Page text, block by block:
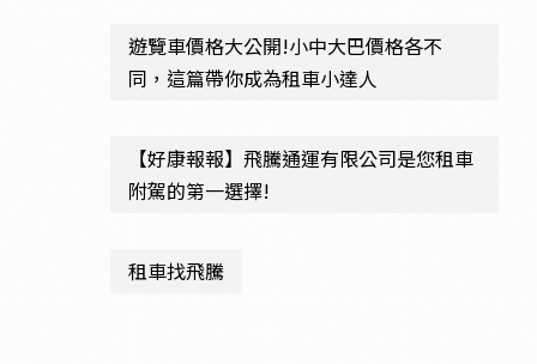
遊覽車價格大公開!小中大巴價格各不
同，這篇帶你成為租車小達人
【好康報報】飛騰通運有限公司是您租車
附駕的第一選擇!
租車找飛騰